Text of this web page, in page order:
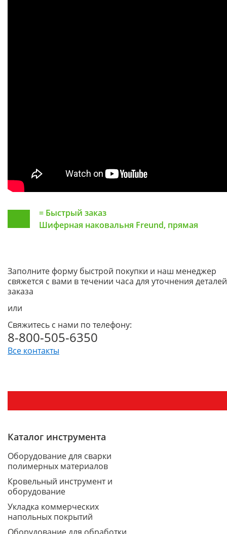
= Быстрый заказ
Шиферная наковальня Freund, прямая
Заполните форму быстрой покупки и наш менеджер
свяжется с вами в течении часа для уточнения деталей
заказа
или
Свяжитесь с нами по телефону:
8-800-505-6350
Все контакты
Каталог инструмента
Оборудование для сварки
полимерных материалов
Кровельный инструмент и
оборудование
Укладка коммерческих
напольных покрытий